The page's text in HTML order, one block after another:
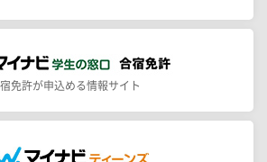
免許が申込める情報サイト